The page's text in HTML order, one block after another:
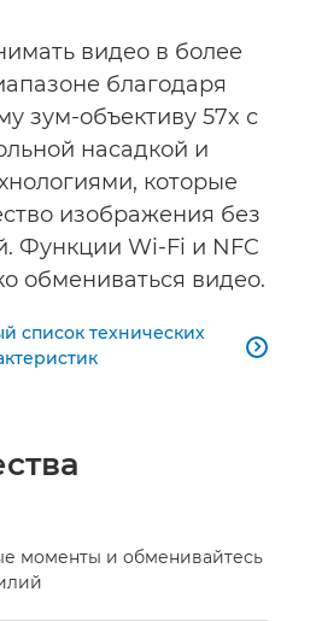
видео в более
благодаря
зум-объективу 57x с
насадкой и
которые
изображения без
Функции Wi-Fi и NFC
обмениваться видео.
список технических

моменты и обменивайтесь